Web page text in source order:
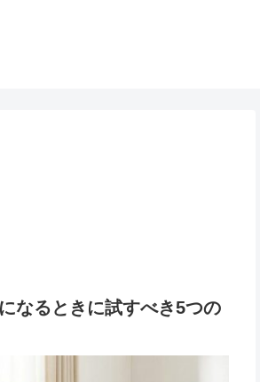
なるときに試すべき5つの